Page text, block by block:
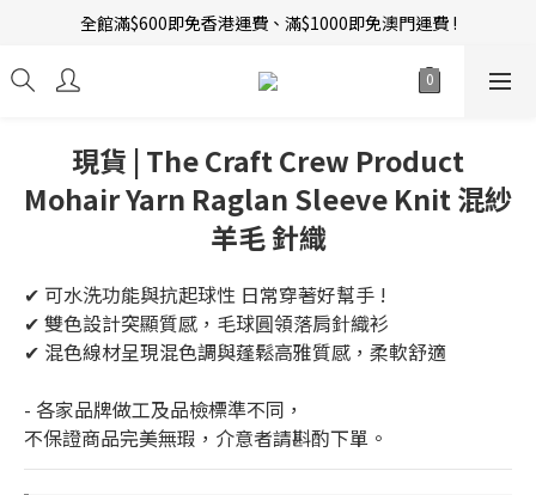
新會員招募中 | 即送 $12 購物金當錢使！
全館滿$600即免香港運費、滿$1000即免澳門運費 !
現貨 | The Craft Crew Product
Mohair Yarn Raglan Sleeve Knit 混紗
羊毛 針織
✔ 可水洗功能與抗起球性 日常穿著好幫手 !
✔ 雙色設計突顯質感，毛球圓領落肩針織衫
✔ 混色線材呈現混色調與蓬鬆高雅質感，柔軟舒適
- 各家品牌做工及品檢標準不同，
不保證商品完美無瑕，介意者請斟酌下單。